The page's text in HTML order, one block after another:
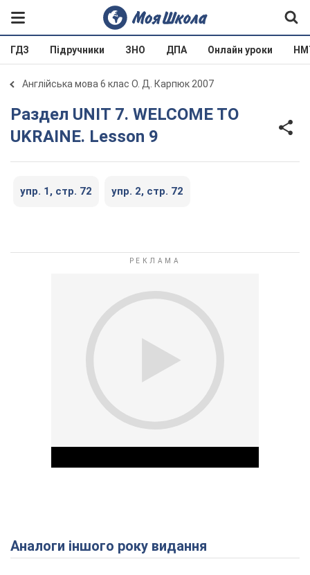
ГДЗ Підручники ЗНО ДПА Онлайн уроки
Англійська мова 6 клас О. Д. Карпюк 2007
Раздел UNIT 7. WELCOME TO
UKRAINE. Lesson 9
упр. 1, стр. 72 упр. 2, стр. 72
Play Video
Аналоги іншого року видання